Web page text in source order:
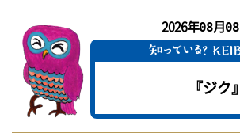
2026年08月08
『ジク』